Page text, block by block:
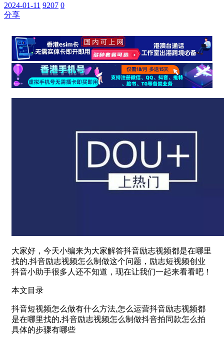
2024-01-11 9207 0
分享
大家好，今天小编来为大家解答抖音励志视频都是在哪里
找的,抖音励志视频怎么制做这个问题，励志短视频创业
抖音小助手很多人还不知道，现在让我们一起来看看吧！
本文目录
抖音短视频怎么做有什么方法,怎么运营抖音励志视频都
是在哪里找的,抖音励志视频怎么制做抖音拍同款怎么拍
具体的步骤有哪些